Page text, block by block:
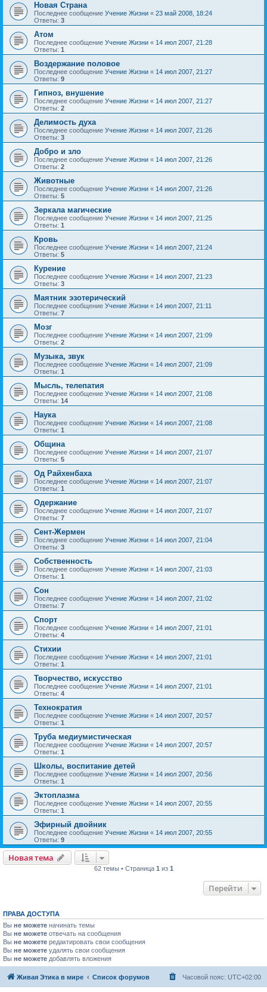
Новая Страна
Последнее сообщение Учение Жизни « 23 май 2008, 18:24
Ответы: 3
Атом
Последнее сообщение Учение Жизни « 14 июл 2007, 21:28
Ответы: 1
Воздержание половое
Последнее сообщение Учение Жизни « 14 июл 2007, 21:27
Ответы: 9
Гипноз, внушение
Последнее сообщение Учение Жизни « 14 июл 2007, 21:27
Ответы: 2
Делимость духа
Последнее сообщение Учение Жизни « 14 июл 2007, 21:26
Ответы: 3
Добро и зло
Последнее сообщение Учение Жизни « 14 июл 2007, 21:26
Ответы: 2
Животные
Последнее сообщение Учение Жизни « 14 июл 2007, 21:26
Ответы: 5
Зеркала магические
Последнее сообщение Учение Жизни « 14 июл 2007, 21:25
Ответы: 1
Кровь
Последнее сообщение Учение Жизни « 14 июл 2007, 21:24
Ответы: 5
Курение
Последнее сообщение Учение Жизни « 14 июл 2007, 21:23
Ответы: 3
Маятник эзотерический
Последнее сообщение Учение Жизни « 14 июл 2007, 21:11
Ответы: 7
Мозг
Последнее сообщение Учение Жизни « 14 июл 2007, 21:09
Ответы: 2
Музыка, звук
Последнее сообщение Учение Жизни « 14 июл 2007, 21:09
Ответы: 1
Мысль, телепатия
Последнее сообщение Учение Жизни « 14 июл 2007, 21:08
Ответы: 14
Наука
Последнее сообщение Учение Жизни « 14 июл 2007, 21:08
Ответы: 1
Община
Последнее сообщение Учение Жизни « 14 июл 2007, 21:07
Ответы: 5
Од Райхенбаха
Последнее сообщение Учение Жизни « 14 июл 2007, 21:07
Ответы: 1
Одержание
Последнее сообщение Учение Жизни « 14 июл 2007, 21:07
Ответы: 7
Сент-Жермен
Последнее сообщение Учение Жизни « 14 июл 2007, 21:04
Ответы: 3
Собственность
Последнее сообщение Учение Жизни « 14 июл 2007, 21:03
Ответы: 1
Сон
Последнее сообщение Учение Жизни « 14 июл 2007, 21:02
Ответы: 7
Спорт
Последнее сообщение Учение Жизни « 14 июл 2007, 21:01
Ответы: 4
Стихии
Последнее сообщение Учение Жизни « 14 июл 2007, 21:01
Ответы: 1
Творчество, искусство
Последнее сообщение Учение Жизни « 14 июл 2007, 21:01
Ответы: 4
Технократия
Последнее сообщение Учение Жизни « 14 июл 2007, 20:57
Ответы: 1
Труба медиумистическая
Последнее сообщение Учение Жизни « 14 июл 2007, 20:57
Ответы: 1
Школы, воспитание детей
Последнее сообщение Учение Жизни « 14 июл 2007, 20:56
Ответы: 1
Эктоплазма
Последнее сообщение Учение Жизни « 14 июл 2007, 20:55
Ответы: 1
Эфирный двойник
Последнее сообщение Учение Жизни « 14 июл 2007, 20:55
Ответы: 9
Новая тема
62 темы • Страница 1 из 1
Перейти
ПРАВА ДОСТУПА
Вы не можете начинать темы
Вы не можете отвечать на сообщения
Вы не можете редактировать свои сообщения
Вы не можете удалять свои сообщения
Вы не можете добавлять вложения
Живая Этика в мире Список форумов Часовой пояс: UTC+02:00